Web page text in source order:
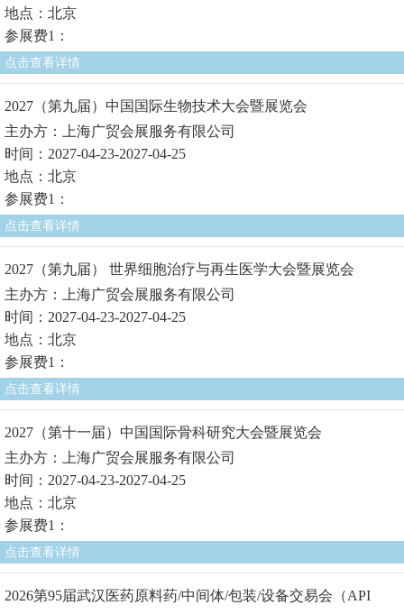
地点：北京
参展费1：
点击查看详情
2027（第九届）中国国际生物技术大会暨展览会
主办方：上海广贸会展服务有限公司
时间：2027-04-23-2027-04-25
地点：北京
参展费1：
点击查看详情
2027（第九届） 世界细胞治疗与再生医学大会暨展览会
主办方：上海广贸会展服务有限公司
时间：2027-04-23-2027-04-25
地点：北京
参展费1：
点击查看详情
2027（第十一届）中国国际骨科研究大会暨展览会
主办方：上海广贸会展服务有限公司
时间：2027-04-23-2027-04-25
地点：北京
参展费1：
点击查看详情
2026第95届武汉医药原料药/中间体/包装/设备交易会（API